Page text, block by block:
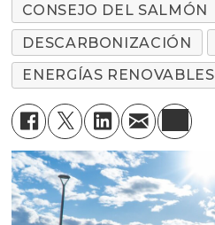
CONSEJO DEL SALMÓN
DESCARBONIZACIÓN
ENERGÍAS RENOVABLES